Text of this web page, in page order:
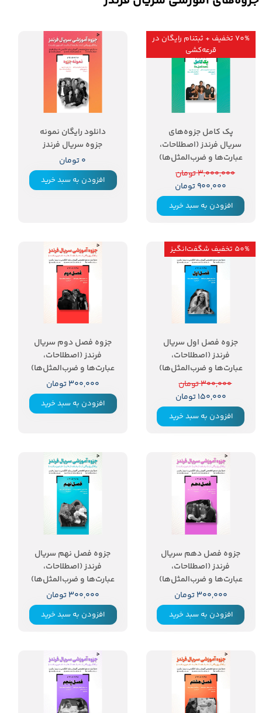
پک کامل جزوه‌های
سریال فرندز (اصطلاحات،
عبارت‌ها و ضرب‌المثل‌ها)
۳,۰۰۰,۰۰۰ تومان
۹۰۰,۰۰۰ تومان
افزودن به سبد خرید
70% تخفیف + ثبتنام رایگان در
قرعه‌کشی
۷۰ درصد
دانلود رایگان نمونه
جزوه سریال فرندز
۰ تومان
افزودن به سبد خرید
جزوه فصل اول سریال
فرندز (اصطلاحات،
عبارت‌ها و ضرب‌المثل‌ها)
۳۰۰,۰۰۰ تومان
۱۵۰,۰۰۰ تومان
افزودن به سبد خرید
50% تخفیف شگفت‌انگیز
۵۰ درصد
جزوه فصل دوم سریال
فرندز (اصطلاحات،
عبارت‌ها و ضرب‌المثل‌ها)
۳۰۰,۰۰۰ تومان
افزودن به سبد خرید
جزوه فصل دهم سریال
فرندز (اصطلاحات،
عبارت‌ها و ضرب‌المثل‌ها)
۳۰۰,۰۰۰ تومان
افزودن به سبد خرید
جزوه فصل نهم سریال
فرندز (اصطلاحات،
عبارت‌ها و ضرب‌المثل‌ها)
۳۰۰,۰۰۰ تومان
افزودن به سبد خرید